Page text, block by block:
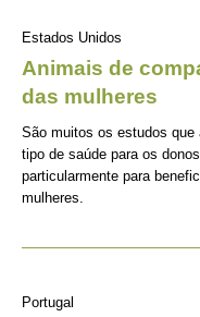
Estados Unidos
Animais de
das mulheres
São muitos os estudos que
tipo de saúde para os
particularmente para
mulheres.
Portugal